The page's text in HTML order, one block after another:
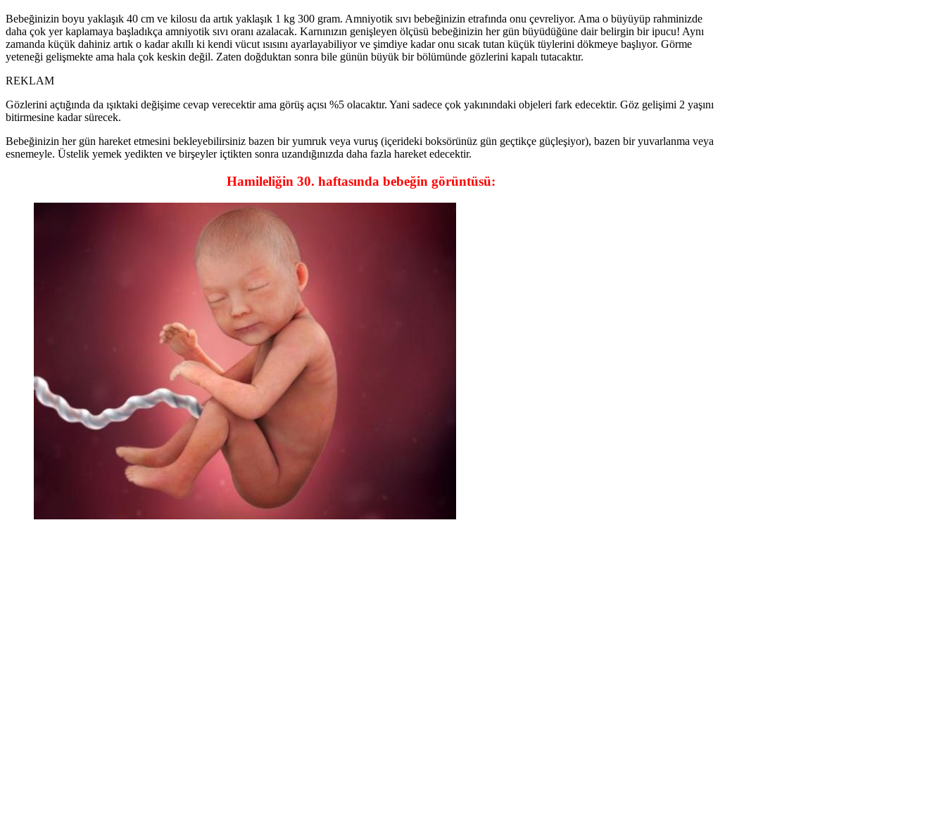
Bebeğinizin boyu yaklaşık 40 cm ve kilosu da artık yaklaşık 1 kg 300 gram. Amniyotik sıvı bebeğinizin etrafında onu çevreliyor. Ama o büyüyüp rahminizde
daha çok yer kaplamaya başladıkça amniyotik sıvı oranı azalacak. Karnınızın genişleyen ölçüsü bebeğinizin her gün büyüdüğüne dair belirgin bir ipucu! Aynı
zamanda küçük dahiniz artık o kadar akıllı ki kendi vücut ısısını ayarlayabiliyor ve şimdiye kadar onu sıcak tutan küçük tüylerini dökmeye başlıyor. Görme
yeteneği gelişmekte ama hala çok keskin değil. Zaten doğduktan sonra bile günün büyük bir bölümünde gözlerini kapalı tutacaktır.
REKLAM
Gözlerini açtığında da ışıktaki değişime cevap verecektir ama görüş açısı %5 olacaktır. Yani sadece çok yakınındaki objeleri fark edecektir. Göz gelişimi 2 yaşını
bitirmesine kadar sürecek.
Bebeğinizin her gün hareket etmesini bekleyebilirsiniz bazen bir yumruk veya vuruş (içerideki boksörünüz gün geçtikçe güçleşiyor), bazen bir yuvarlanma veya
esnemeyle. Üstelik yemek yedikten ve birşeyler içtikten sonra uzandığınızda daha fazla hareket edecektir.
Hamileliğin 30. haftasında bebeğin görüntüsü: